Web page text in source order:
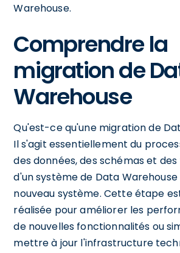
Warehouse.
Comprendre la
migration de
Warehouse
Qu'est-ce qu'une migration de
Il s'agit essentiellement du
des données, des schémas et
d'un système de Data
nouveau système. Cette étape
réalisée pour améliorer les
de nouvelles fonctionnalités ou
mettre à jour l'infrastructure